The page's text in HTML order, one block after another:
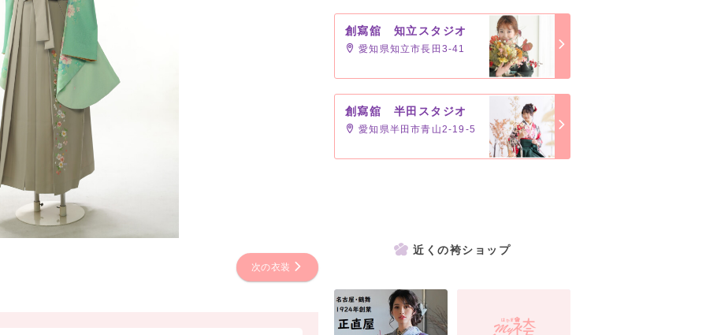
次の衣装
創寫舘 知立スタジオ
愛知県知立市長田3-41
創寫舘 半田スタジオ
愛知県半田市青山2-19-5
近くの袴ショップ